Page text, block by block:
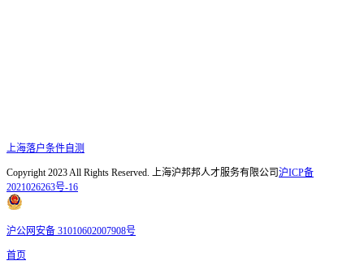
上海落户条件自测
Copyright 2023 All Rights Reserved. 上海沪邦邦人才服务有限公司 沪ICP备
2021026263号-16
沪公网安备 31010602007908号
首页